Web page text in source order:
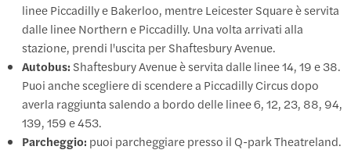
linee Piccadilly e Bakerloo, mentre Leicester Square è servita
dalle linee Northern e Piccadilly. Una volta arrivati alla
stazione, prendi l'uscita per Shaftesbury Avenue.
Autobus: Shaftesbury Avenue è servita dalle linee 14, 19 e 38.
Puoi anche scegliere di scendere a Piccadilly Circus dopo
averla raggiunta salendo a bordo delle linee 6, 12, 23, 88, 94,
139, 159 e 453.
Parcheggio: puoi parcheggiare presso il Q-park Theatreland.